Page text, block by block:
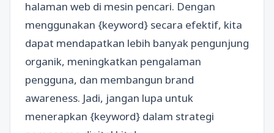
halaman web di mesin pencari. Dengan
menggunakan {keyword} secara efektif, kita
dapat mendapatkan lebih banyak pengunjung
organik, meningkatkan pengalaman
pengguna, dan membangun brand
awareness. Jadi, jangan lupa untuk
menerapkan {keyword} dalam strategi